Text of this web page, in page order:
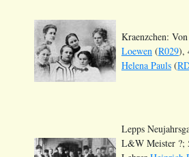
Kraenzchen:
Loewen (R029),
Helena Pauls (
Lepps
L&W Meister ?;